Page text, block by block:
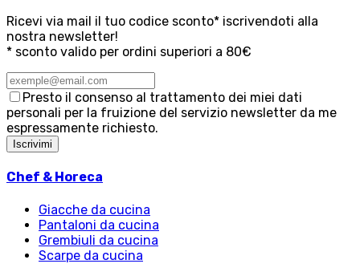
Ricevi via mail il tuo codice sconto* iscrivendoti alla
nostra newsletter!
* sconto valido per ordini superiori a 80€
Presto il consenso al trattamento dei miei dati
personali per la fruizione del servizio newsletter da me
espressamente richiesto.
Iscrivimi
Chef & Horeca
Giacche da cucina
Pantaloni da cucina
Grembiuli da cucina
Scarpe da cucina